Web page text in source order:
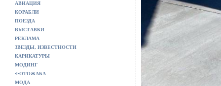
АВИАЦИЯ
КОРАБЛИ
ПОЕЗДА
ВЫСТАВКИ
РЕКЛАМА
ЗВЕЗДЫ, ИЗВЕСТНОСТИ
КАРИКАТУРЫ
МОДИНГ
ФОТОЖАБА
МОДА